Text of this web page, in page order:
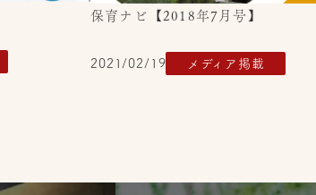
保育ナビ【2018年7月号】
2021/02/19 メディア掲載